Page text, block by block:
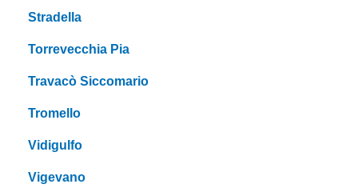
Stradella
Torrevecchia Pia
Travacò Siccomario
Tromello
Vidigulfo
Vigevano